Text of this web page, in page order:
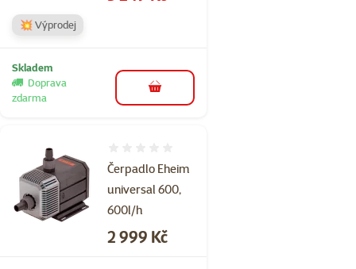
💥 Výprodej
Skladem
Doprava
zdarma
do košíku
Čerpadlo Eheim
universal 600,
600l/h
Cena
2 999 Kč